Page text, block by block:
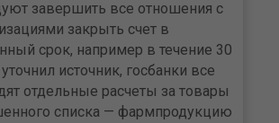
завершить все отношения с
закрыть счет в
срок, например в течение 30
источник, госбанки все
отдельные расчеты за товары
списка — фармпродукцию